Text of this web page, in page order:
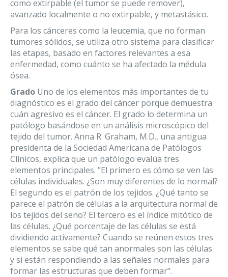
como extirpable (el tumor se puede remover),
avanzado localmente o no extirpable, y metastásico.
Para los cánceres como la leucemia, que no forman
tumores sólidos, se utiliza otro sistema para clasificar
las etapas, basado en factores relevantes a esa
enfermedad, como cuánto se ha afectado la médula
ósea.
Grado Uno de los elementos más importantes de tu
diagnóstico es el grado del cáncer porque demuestra
cuán agresivo es el cáncer. El grado lo determina un
patólogo basándose en un análisis microscópico del
tejido del tumor. Anna R. Graham, M.D., una antigua
presidenta de la Sociedad Americana de Patólogos
Clínicos, explica que un patólogo evalúa tres
elementos principales. "El primero es cómo se ven las
células individuales. ¿Son muy diferentes de lo normal?
El segundo es el patrón de los tejidos. ¿Qué tanto se
parece el patrón de células a la arquitectura normal de
los tejidos del seno? El tercero es el índice mitótico de
las células. ¿Qué porcentaje de las células se está
dividiendo activamente? Cuando se reúnen estos tres
elementos se sabe qué tan anormales son las células
y si están respondiendo a las señales normales para
formar las estructuras que deben formar".